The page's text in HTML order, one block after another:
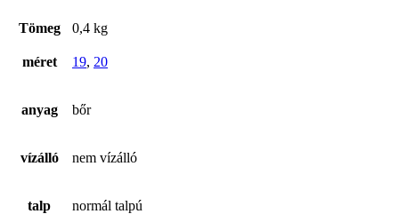
Tömeg 0,4 kg
méret 19, 20
anyag bőr
vízálló nem vízálló
talp normál talpú